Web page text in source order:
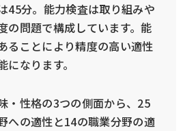
45分。能力検査は取り組みや
の問題で構成しています。能
ることにより精度の高い適性
になります。
・性格の3つの側面から、25
への適性と14の職業分野の適